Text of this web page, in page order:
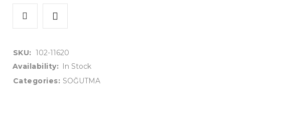
SKU: 102-11620
Availability: In Stock
Categories: SOĞUTMA